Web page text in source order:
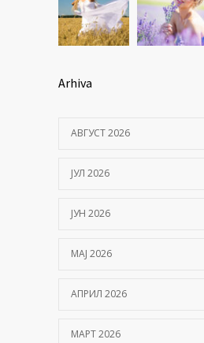
Arhiva
АВГУСТ 2026
ЈУЛ 2026
ЈУН 2026
МАЈ 2026
АПРИЛ 2026
МАРТ 2026